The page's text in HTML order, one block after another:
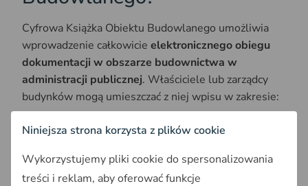
Cyfrowa Książka Obiektu Budowlanego umożliwia
wprowadzenie całkowicie elektronicznego obiegu
dokumentacji w obszarze budownictwa w
administracji publicznej. Właściciele lub zarządcy
budynków mogą umieszczać z niej wpisu w zakresie:
informacji o obiekcie budowlanym,
ekspertyz i opinii technicznych,
przeglądów technicznych, konserwacji oraz
Niniejsza strona korzysta z plików cookie
Wykorzystujemy pliki cookie do spersonalizowania
treści i reklam, aby oferować funkcje